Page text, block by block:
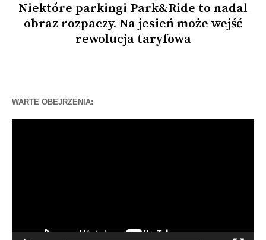
Niektóre parkingi Park&Ride to nadal
obraz rozpaczy. Na jesień może wejść
rewolucja taryfowa
WARTE OBEJRZENIA: